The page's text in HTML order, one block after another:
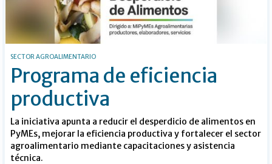
SECTOR AGROALIMENTARIO
Programa de eficiencia
productiva
La iniciativa apunta a reducir el desperdicio de alimentos en
PyMEs, mejorar la eficiencia productiva y fortalecer el sector
agroalimentario mediante capacitaciones y asistencia
técnica.